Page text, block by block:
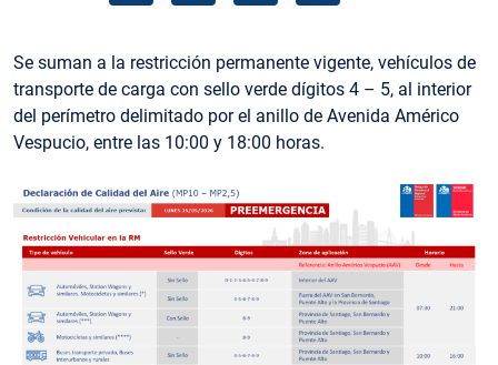
Se suman a la restricción permanente vigente, vehículos de
transporte de carga con sello verde dígitos 4 – 5, al interior
del perímetro delimitado por el anillo de Avenida Américo
Vespucio, entre las 10:00 y 18:00 horas.